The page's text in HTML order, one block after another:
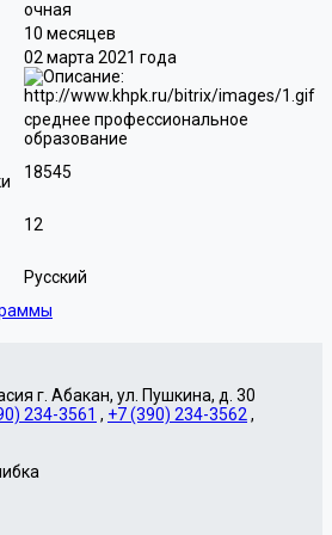
очная
10 месяцев
02 марта 2021 года
среднее профессиональное
образование
18545
12
Русский
г. Абакан, ул. Пушкина, д. 30
234-3561 , +7 (390) 234-3562 ,